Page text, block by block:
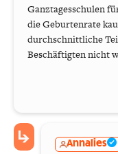
Ganztagesschulen
die Geburtenrate
durchschnittliche
Beschäftigten nicht
Annalies